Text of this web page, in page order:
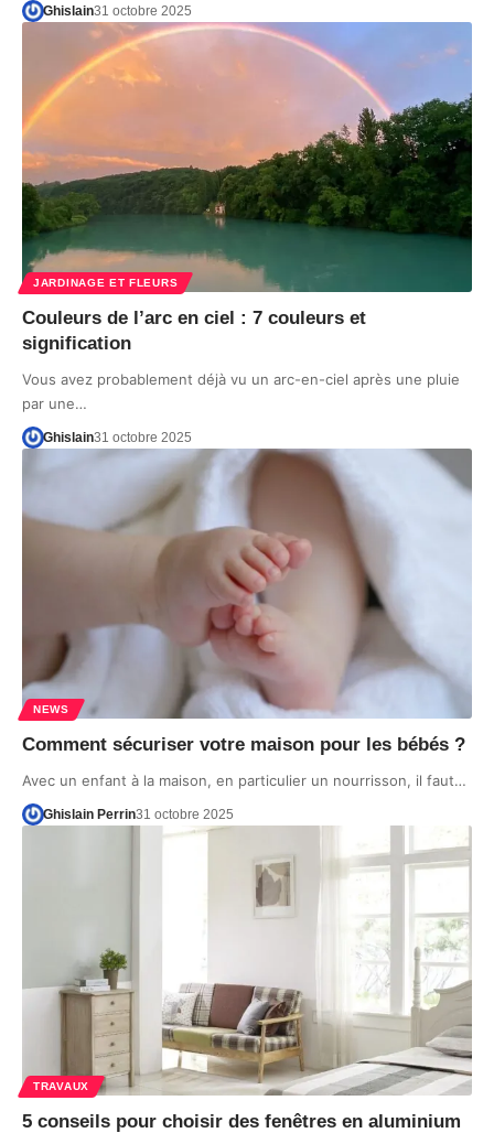
Ghislain31 octobre 2025
JARDINAGE ET FLEURS
Couleurs de l’arc en ciel : 7 couleurs et
signification
Vous avez probablement déjà vu un arc-en-ciel après une pluie
par une…
Ghislain31 octobre 2025
NEWS
Comment sécuriser votre maison pour les bébés ?
Avec un enfant à la maison, en particulier un nourrisson, il faut…
Ghislain Perrin31 octobre 2025
TRAVAUX
5 conseils pour choisir des fenêtres en aluminium